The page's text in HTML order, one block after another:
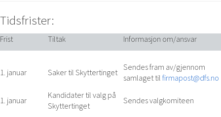
Tidsfrister:
Frist Tiltak Informasjon om/ansvar
1. januar Saker til Skyttertinget
Sendes fram av/gjennom
samlaget til firmapost@dfs.no
1. januar
Kandidater til valg på
Skyttertinget
Sendes valgkomiteen